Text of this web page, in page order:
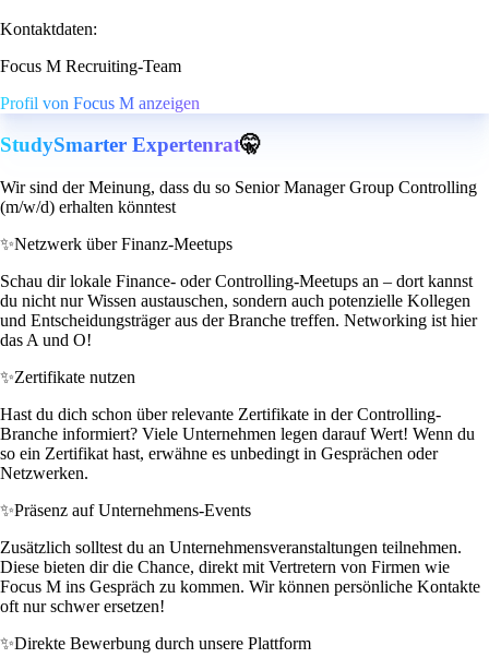
Kontaktdaten:
Focus M Recruiting-Team
Profil von Focus M anzeigen
StudySmarter Expertenrat🤫
Wir sind der Meinung, dass du so Senior Manager Group Controlling
(m/w/d) erhalten könntest
✨Netzwerk über Finanz-Meetups
Schau dir lokale Finance- oder Controlling-Meetups an – dort kannst
du nicht nur Wissen austauschen, sondern auch potenzielle Kollegen
und Entscheidungsträger aus der Branche treffen. Networking ist hier
das A und O!
✨Zertifikate nutzen
Hast du dich schon über relevante Zertifikate in der Controlling-
Branche informiert? Viele Unternehmen legen darauf Wert! Wenn du
so ein Zertifikat hast, erwähne es unbedingt in Gesprächen oder
Netzwerken.
✨Präsenz auf Unternehmens-Events
Zusätzlich solltest du an Unternehmensveranstaltungen teilnehmen.
Diese bieten dir die Chance, direkt mit Vertretern von Firmen wie
Focus M ins Gespräch zu kommen. Wir können persönliche Kontakte
oft nur schwer ersetzen!
✨Direkte Bewerbung durch unsere Plattform